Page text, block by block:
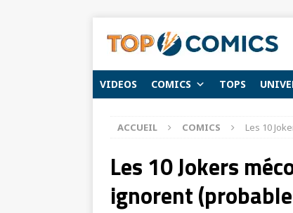
VIDEOS COMICS TOPS
ACCUEIL COMICS Les 10
Les 10 Jokers
ignorent